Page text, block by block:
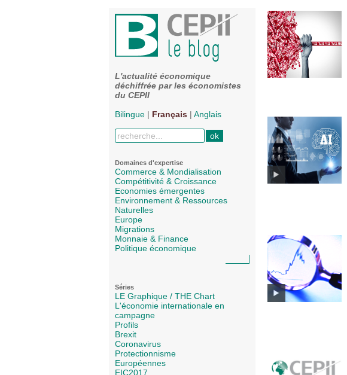
L'actualité économique
déchiffrée par les économistes
du CEPII
Bilingue | Français | Anglais
Domaines d'expertise
Commerce & Mondialisation
Compétitivité & Croissance
Economies émergentes
Environnement & Ressources
Naturelles
Europe
Migrations
Monnaie & Finance
Politique économique
Séries
LE Graphique / THE Chart
L'économie internationale en
campagne
Profils
Brexit
Coronavirus
Protectionnisme
Européennes
EIC2017